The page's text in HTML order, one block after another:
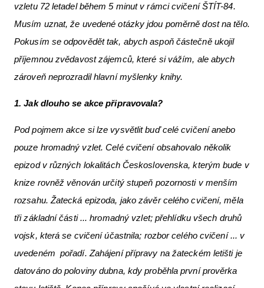
vzletu 72 letadel během 5 minut v rámci cvičení ŠTÍT-84.
Musím uznat, že uvedené otázky jdou poměrně dost na tělo.
Pokusím se odpovědět tak, abych aspoň částečně ukojil
příjemnou zvědavost zájemců, které si vážím, ale abych
zároveň neprozradil hlavní myšlenky knihy.
1. Jak dlouho se akce připravovala?
Pod pojmem akce si lze vysvětlit buď celé cvičení anebo
pouze hromadný vzlet. Celé cvičení obsahovalo několik
epizod v různých lokalitách Československa, kterým bude v
knize rovněž věnován určitý stupeň pozornosti v menším
rozsahu. Žatecká epizoda, jako závěr celého cvičení, měla
tři základní části ... hromadný vzlet; přehlídku všech druhů
vojsk, která se cvičení účastnila; rozbor celého cvičení ... v
uvedeném pořadí. Zahájení přípravy na žateckém letišti je
datováno do poloviny dubna, kdy proběhla první prověrka